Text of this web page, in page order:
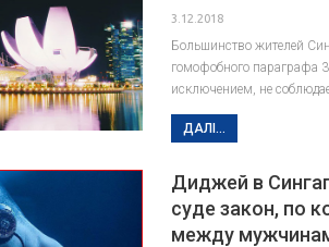
3.12.2018
Большинство жителей
гомофобного параграфа
исключением, не
ДАЛІ...
Диджей в
суде закон, по
между